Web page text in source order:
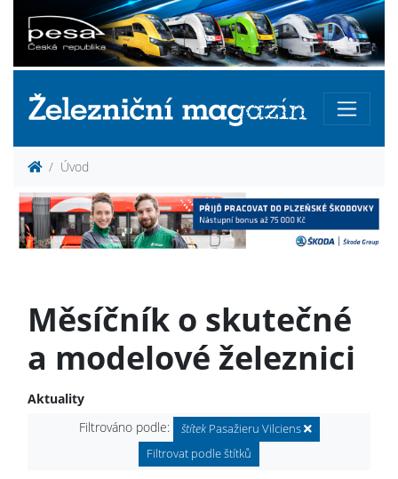
Úvod
Měsíčník o skutečné
a modelové železnici
Aktuality
Filtrováno podle:
štítekPasažieru Vilciens
Filtrovat podle štítků